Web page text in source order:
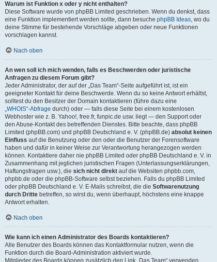
Warum ist Funktion x oder y nicht enthalten?
Diese Software wurde von phpBB Limited geschrieben. Wenn du denkst, dass
eine Funktion implementiert werden sollte, dann besuche phpBB Ideas, wo du
deine Stimme für bestehende Vorschläge abgeben oder neue Funktionen
vorschlagen kannst.
Nach oben
An wen soll ich mich wenden, falls es Beschwerden oder juristische
Anfragen zu diesem Forum gibt?
Jeder Administrator, der auf der „Das Team“-Seite aufgeführt ist, ist ein
geeigneter Kontakt für deine Beschwerde. Wenn du so keine Antwort erhältst,
solltest du den Besitzer der Domain kontaktieren (führe dazu eine
„WHOIS“-Abfrage durch) oder — falls diese Seite bei einem kostenlosen
Webhoster wie z. B. Yahoo!, free.fr, funpic.de usw. liegt — den Support oder
den Abuse-Kontakt des betreffenden Dienstes. Bitte beachte, dass phpBB
Limited (phpBB.com) und phpBB Deutschland e. V. (phpBB.de) absolut keinen
Einfluss auf die Benutzung oder den oder die Benutzer der Forensoftware
haben und dafür in keiner Weise zur Verantwortung herangezogen werden
können. Kontaktiere daher nie phpBB Limited oder phpBB Deutschland e. V. in
Zusammenhang mit jeglichen juristischen Fragen (Unterlassungserklärungen,
Haftungsfragen usw.), die sich nicht direkt auf die Websiten phpbb.com,
phpbb.de oder die phpBB-Software selbst beziehen. Falls du phpBB Limited
oder phpBB Deutschland e. V. E-Mails schreibst, die die Softwarenutzung
durch Dritte betreffen, so wirst du, wenn überhaupt, höchstens eine knappe
Antwort erhalten.
Nach oben
Wie kann ich einen Administrator des Boards kontaktieren?
Alle Benutzer des Boards können das Kontaktformular nutzen, wenn die
Funktion durch die Board-Administration aktiviert wurde.
Mitglieder des Boards können zusätzlich den Link „Das Team“ verwenden.